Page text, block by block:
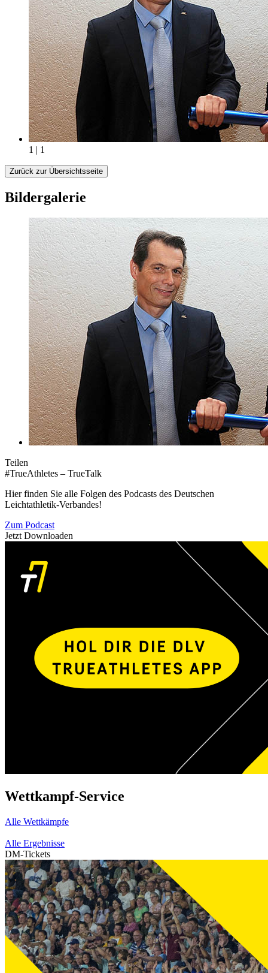
1 | 1
Zurück zur Übersichtsseite
Bildergalerie
Teilen
#TrueAthletes – TrueTalk
Hier finden Sie alle Folgen des Podcasts des Deutschen
Leichtathletik-Verbandes!
Zum Podcast
Jetzt Downloaden
Wettkampf-Service
Alle Wettkämpfe
Alle Ergebnisse
DM-Tickets